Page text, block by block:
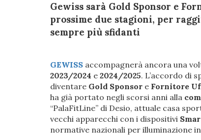
Gewiss sarà Gold Sponsor e
prossime due stagioni, per
sempre più sfidanti
GEWISS accompagnerà ancora una
2023/2024 e 2024/2025. L’accordo di
diventare Gold Sponsor e Fornitore
ha già portato negli scorsi anni alla
“PalaFitLine” di Desio, attuale casa
vecchi apparecchi con i dispositivi
normative nazionali per illuminazione